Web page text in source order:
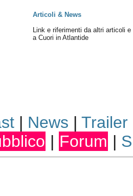
Articoli & News
Link e riferimenti da altri articoli e
a Cuori in Atlantide
| News | Trailer
| Forum |